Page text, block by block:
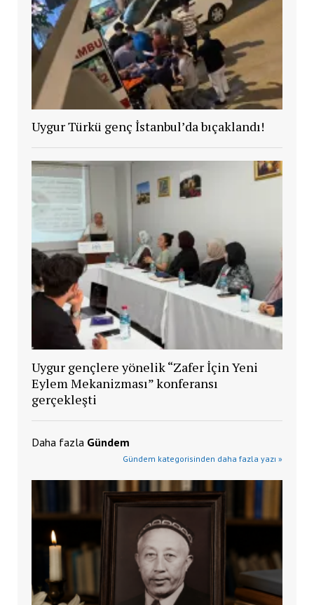
Uygur Türkü genç İstanbul’da bıçaklandı!
Uygur gençlere yönelik “Zafer İçin Yeni
Eylem Mekanizması” konferansı
gerçekleşti
Daha fazla Gündem
Gündem kategorisinden daha fazla yazı »